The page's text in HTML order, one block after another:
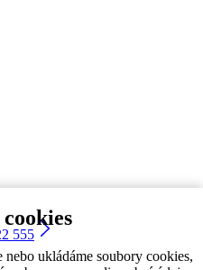
ukládáme soubory cookies,
555